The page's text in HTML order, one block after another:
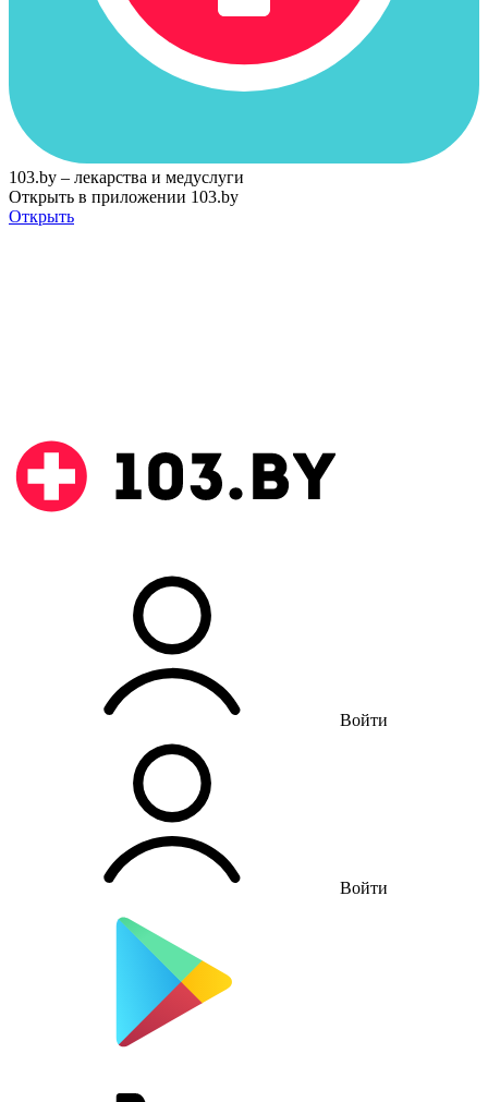
103.by – лекарства и медуслуги
Открыть в приложении 103.by
Открыть
Войти
Войти